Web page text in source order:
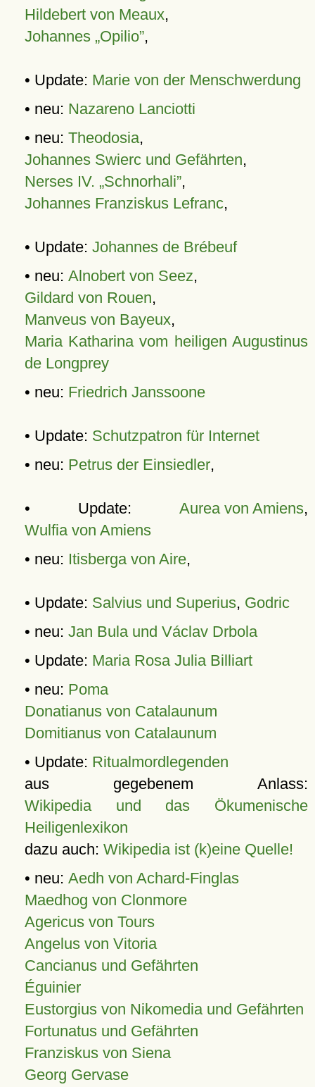
Hildebert von Meaux,
Johannes „Opilio”,
• Update: Marie von der Menschwerdung
• neu: Nazareno Lanciotti
• neu: Theodosia,
Johannes Swierc und Gefährten,
Nerses IV. „Schnorhali”,
Johannes Franziskus Lefranc,
• Update: Johannes de Brébeuf
• neu: Alnobert von Seez,
Gildard von Rouen,
Manveus von Bayeux,
Maria Katharina vom heiligen Augustinus
de Longprey
• neu: Friedrich Janssoone
• Update: Schutzpatron für Internet
• neu: Petrus der Einsiedler,
• Update: Aurea von Amiens,
Wulfia von Amiens
• neu: Itisberga von Aire,
• Update: Salvius und Superius, Godric
• neu: Jan Bula und Václav Drbola
• Update: Maria Rosa Julia Billiart
• neu: Poma
Donatianus von Catalaunum
Domitianus von Catalaunum
• Update: Ritualmordlegenden
aus gegebenem Anlass:
Wikipedia und das Ökumenische
Heiligenlexikon
dazu auch: Wikipedia ist (k)eine Quelle!
• neu: Aedh von Achard-Finglas
Maedhog von Clonmore
Agericus von Tours
Angelus von Vitoria
Cancianus und Gefährten
Éguinier
Eustorgius von Nikomedia und Gefährten
Fortunatus und Gefährten
Franziskus von Siena
Georg Gervase